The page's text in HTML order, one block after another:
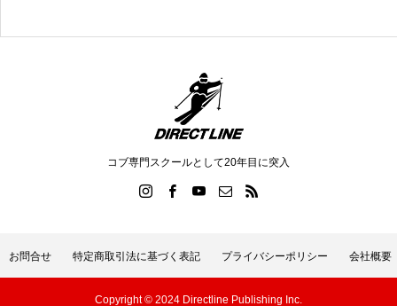
コブ専門スクールとして20年目に突入
お問合せ 特定商取引法に基づく表記 プライバシーポリシー 会社概要
Copyright © 2024 Directline Publishing Inc.